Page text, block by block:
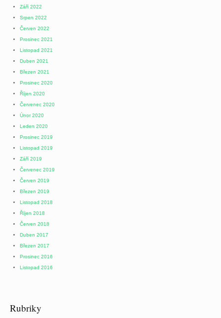
Září 2022
Srpen 2022
Červen 2022
Prosinec 2021
Listopad 2021
Duben 2021
Březen 2021
Prosinec 2020
Říjen 2020
Červenec 2020
Únor 2020
Leden 2020
Prosinec 2019
Listopad 2019
Září 2019
Červenec 2019
Červen 2019
Březen 2019
Listopad 2018
Říjen 2018
Červen 2018
Duben 2017
Březen 2017
Prosinec 2016
Listopad 2016
Rubriky